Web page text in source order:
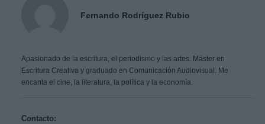
Fernando Rodríguez Rubio
Apasionado de la escritura, el periodismo y las artes. Máster en
Escritura Creativa y graduado en Comunicación Audiovisual. Me
encanta el cine, la literatura, la política y la economía.
Contacto: